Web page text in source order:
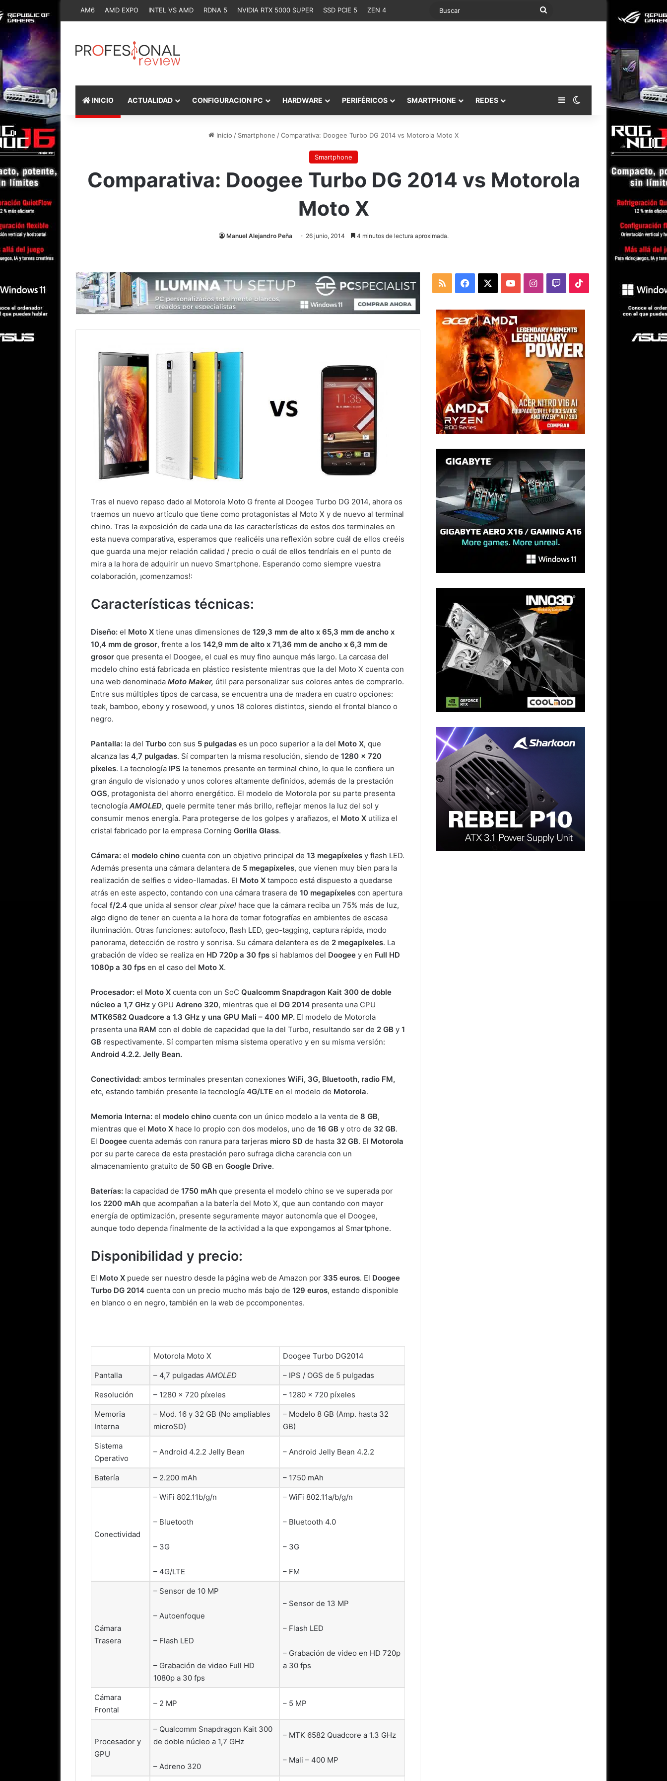
AM6 AMD EXPO INTEL VS AMD RDNA 5 NVIDIA RTX 5000 SUPER SSD PCIE 5 ZEN 4 Buscar
INICIO ACTUALIDAD CONFIGURACION PC HARDWARE PERIFÉRICOS SMARTPHONE REDES Barra lateral
Switch skin
Inicio / Smartphone /Comparativa: Doogee Turbo DG 2014 vs Motorola Moto X
Smartphone
Comparativa: Doogee Turbo DG 2014 vs Motorola
Moto X
Manuel Alejandro Peña 26 junio, 2014 4 minutos de lectura aproximada.
Tras el nuevo repaso dado al Motorola Moto G frente al Doogee Turbo DG 2014, ahora os
traemos un nuevo artículo que tiene como protagonistas al Moto X y de nuevo al terminal
chino. Tras la exposición de cada una de las características de estos dos terminales en
esta nueva comparativa, esperamos que realicéis una reflexión sobre cuál de ellos creéis
que guarda una mejor relación calidad / precio o cuál de ellos tendríais en el punto de
mira a la hora de adquirir un nuevo Smartphone. Esperando como siempre vuestra
colaboración, ¡comenzamos!:
Características técnicas:
Diseño: el Moto X tiene unas dimensiones de 129,3 mm de alto x 65,3 mm de ancho x
10,4 mm de grosor, frente a los 142,9 mm de alto x 71,36 mm de ancho x 6,3 mm de
grosor que presenta el Doogee, el cual es muy fino aunque más largo. La carcasa del
modelo chino está fabricada en plástico resistente mientras que la del Moto X cuenta con
una web denominada Moto Maker, útil para personalizar sus colores antes de comprarlo.
Entre sus múltiples tipos de carcasa, se encuentra una de madera en cuatro opciones:
teak, bamboo, ebony y rosewood, y unos 18 colores distintos, siendo el frontal blanco o
negro.
Pantalla: la del Turbo con sus 5 pulgadas es un poco superior a la del Moto X, que
alcanza las 4,7 pulgadas. Sí comparten la misma resolución, siendo de 1280 x 720
píxeles. La tecnología IPS la tenemos presente en terminal chino, lo que le confiere un
gran ángulo de visionado y unos colores altamente definidos, además de la prestación
OGS, protagonista del ahorro energético. El modelo de Motorola por su parte presenta
tecnología AMOLED, quele permite tener más brillo, reflejar menos la luz del sol y
consumir menos energía. Para protegerse de los golpes y arañazos, el Moto X utiliza el
cristal fabricado por la empresa Corning Gorilla Glass.
Cámara: el modelo chino cuenta con un objetivo principal de 13 megapíxeles y flash LED.
Además presenta una cámara delantera de 5 megapíxeles, que vienen muy bien para la
realización de selfies o video-llamadas. El Moto X tampoco está dispuesto a quedarse
atrás en este aspecto, contando con una cámara trasera de 10 megapíxeles con apertura
focal f/2.4 que unida al sensor clear pixel hace que la cámara reciba un 75% más de luz,
algo digno de tener en cuenta a la hora de tomar fotografías en ambientes de escasa
iluminación. Otras funciones: autofoco, flash LED, geo-tagging, captura rápida, modo
panorama, detección de rostro y sonrisa. Su cámara delantera es de 2 megapíxeles. La
grabación de vídeo se realiza en HD 720p a 30 fps si hablamos del Doogee y en Full HD
1080p a 30 fps en el caso del Moto X.
Procesador: el Moto X cuenta con un SoC Qualcomm Snapdragon Kait 300 de doble
núcleo a 1,7 GHz y GPU Adreno 320, mientras que el DG 2014 presenta una CPU
MTK6582 Quadcore a 1.3 GHz y una GPU Mali – 400 MP. El modelo de Motorola
presenta una RAM con el doble de capacidad que la del Turbo, resultando ser de 2 GB y 1
GB respectivamente. Sí comparten misma sistema operativo y en su misma versión:
Android 4.2.2. Jelly Bean.
Conectividad: ambos terminales presentan conexiones WiFi, 3G, Bluetooth, radio FM,
etc, estando también presente la tecnología 4G/LTE en el modelo de Motorola.
Memoria Interna: el modelo chino cuenta con un único modelo a la venta de 8 GB,
mientras que el Moto X hace lo propio con dos modelos, uno de 16 GB y otro de 32 GB.
El Doogee cuenta además con ranura para tarjeras micro SD de hasta 32 GB. El Motorola
por su parte carece de esta prestación pero sufraga dicha carencia con un
almacenamiento gratuito de 50 GB en Google Drive.
Baterías: la capacidad de 1750 mAh que presenta el modelo chino se ve superada por
los 2200 mAh que acompañan a la batería del Moto X, que aun contando con mayor
energía de optimización, presente seguramente mayor autonomía que el Doogee,
aunque todo dependa finalmente de la actividad a la que expongamos al Smartphone.
Disponibilidad y precio:
El Moto X puede ser nuestro desde la página web de Amazon por 335 euros. El Doogee
Turbo DG 2014 cuenta con un precio mucho más bajo de 129 euros, estando disponible
en blanco o en negro, también en la web de pccomponentes.
Motorola Moto X Doogee Turbo DG2014
Pantalla – 4,7 pulgadas AMOLED – IPS / OGS de 5 pulgadas
Resolución – 1280 × 720 píxeles – 1280 × 720 píxeles
Memoria
Interna
– Mod. 16 y 32 GB (No ampliables
microSD)
– Modelo 8 GB (Amp. hasta 32
GB)
Sistema
Operativo
– Android 4.2.2 Jelly Bean – Android Jelly Bean 4.2.2
Batería – 2.200 mAh – 1750 mAh
Conectividad
– WiFi 802.11b/g/n
– Bluetooth
– 3G
– 4G/LTE
– WiFi 802.11a/b/g/n
– Bluetooth 4.0
– 3G
– FM
Cámara
Trasera
– Sensor de 10 MP
– Autoenfoque
– Flash LED
– Grabación de video Full HD
1080p a 30 fps
– Sensor de 13 MP
– Flash LED
– Grabación de video en HD 720p
a 30 fps
Cámara
Frontal
– 2 MP – 5 MP
Procesador y
GPU
– Qualcomm Snapdragon Kait 300
de doble núcleo a 1,7 GHz
– Adreno 320
– MTK 6582 Quadcore a 1.3 GHz
– Mali – 400 MP
RSS Facebook YouTubeInstagram
TwitchTikTok